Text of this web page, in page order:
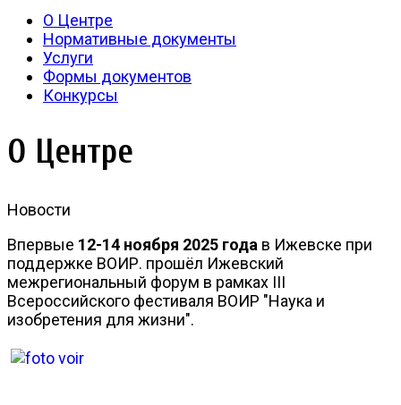
О Центре
Нормативные документы
Услуги
Формы документов
Конкурсы
О Центре
Новости
Впервые 12-14 ноября 2025 года в Ижевске при
поддержке ВОИР. прошёл Ижевский
межрегиональный форум в рамках III
Всероссийского фестиваля ВОИР "Наука и
изобретения для жизни".